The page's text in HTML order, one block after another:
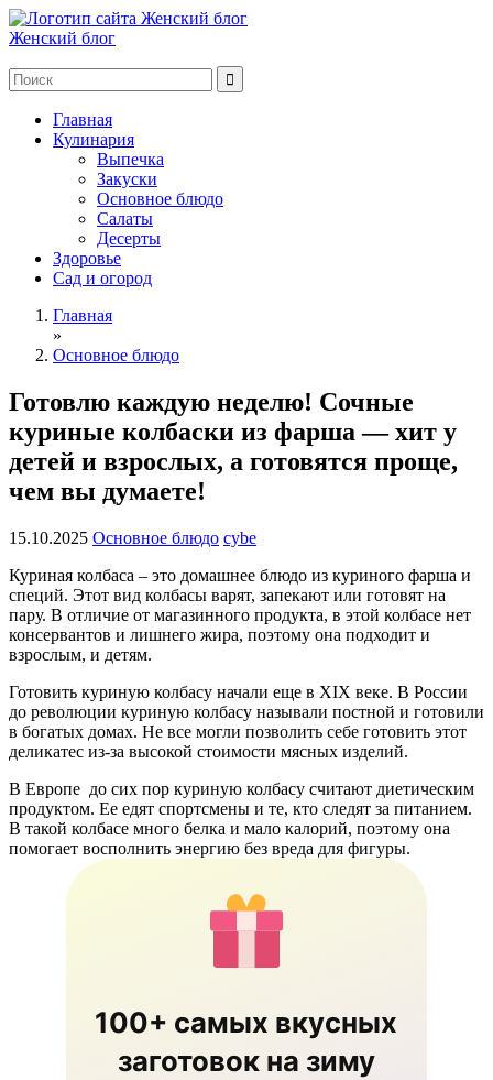
Женский блог
Главная
Кулинария
Выпечка
Закуски
Основное блюдо
Салаты
Десерты
Здоровье
Сад и огород
Главная
»
Основное блюдо
Готовлю каждую неделю! Сочные
куриные колбаски из фарша — хит у
детей и взрослых, а готовятся проще,
чем вы думаете!
15.10.2025 Основное блюдо cybe
Куриная колбаса – это домашнее блюдо из куриного фарша и
специй. Этот вид колбасы варят, запекают или готовят на
пару. В отличие от магазинного продукта, в этой колбасе нет
консервантов и лишнего жира, поэтому она подходит и
взрослым, и детям.
Готовить куриную колбасу начали еще в XIX веке. В России
до революции куриную колбасу называли постной и готовили
в богатых домах. Не все могли позволить себе готовить этот
деликатес из-за высокой стоимости мясных изделий.
В Европе до сих пор куриную колбасу считают диетическим
продуктом. Ее едят спортсмены и те, кто следят за питанием.
В такой колбасе много белка и мало калорий, поэтому она
помогает восполнить энергию без вреда для фигуры.
100+ самых вкусных
заготовок на зиму